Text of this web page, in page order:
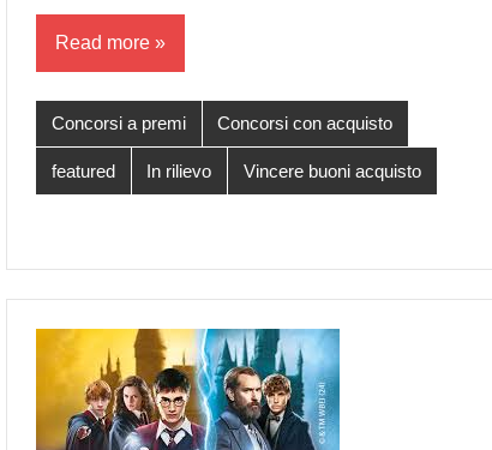
Read more
Concorsi a premi Concorsi con acquisto
featured In rilievo Vincere buoni acquisto